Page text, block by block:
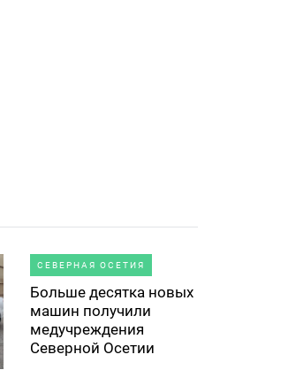
СЕВЕРНАЯ ОСЕТИЯ
Больше десятка новых
машин получили
медучреждения
Северной Осетии